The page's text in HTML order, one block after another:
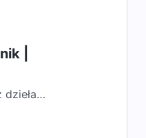
|